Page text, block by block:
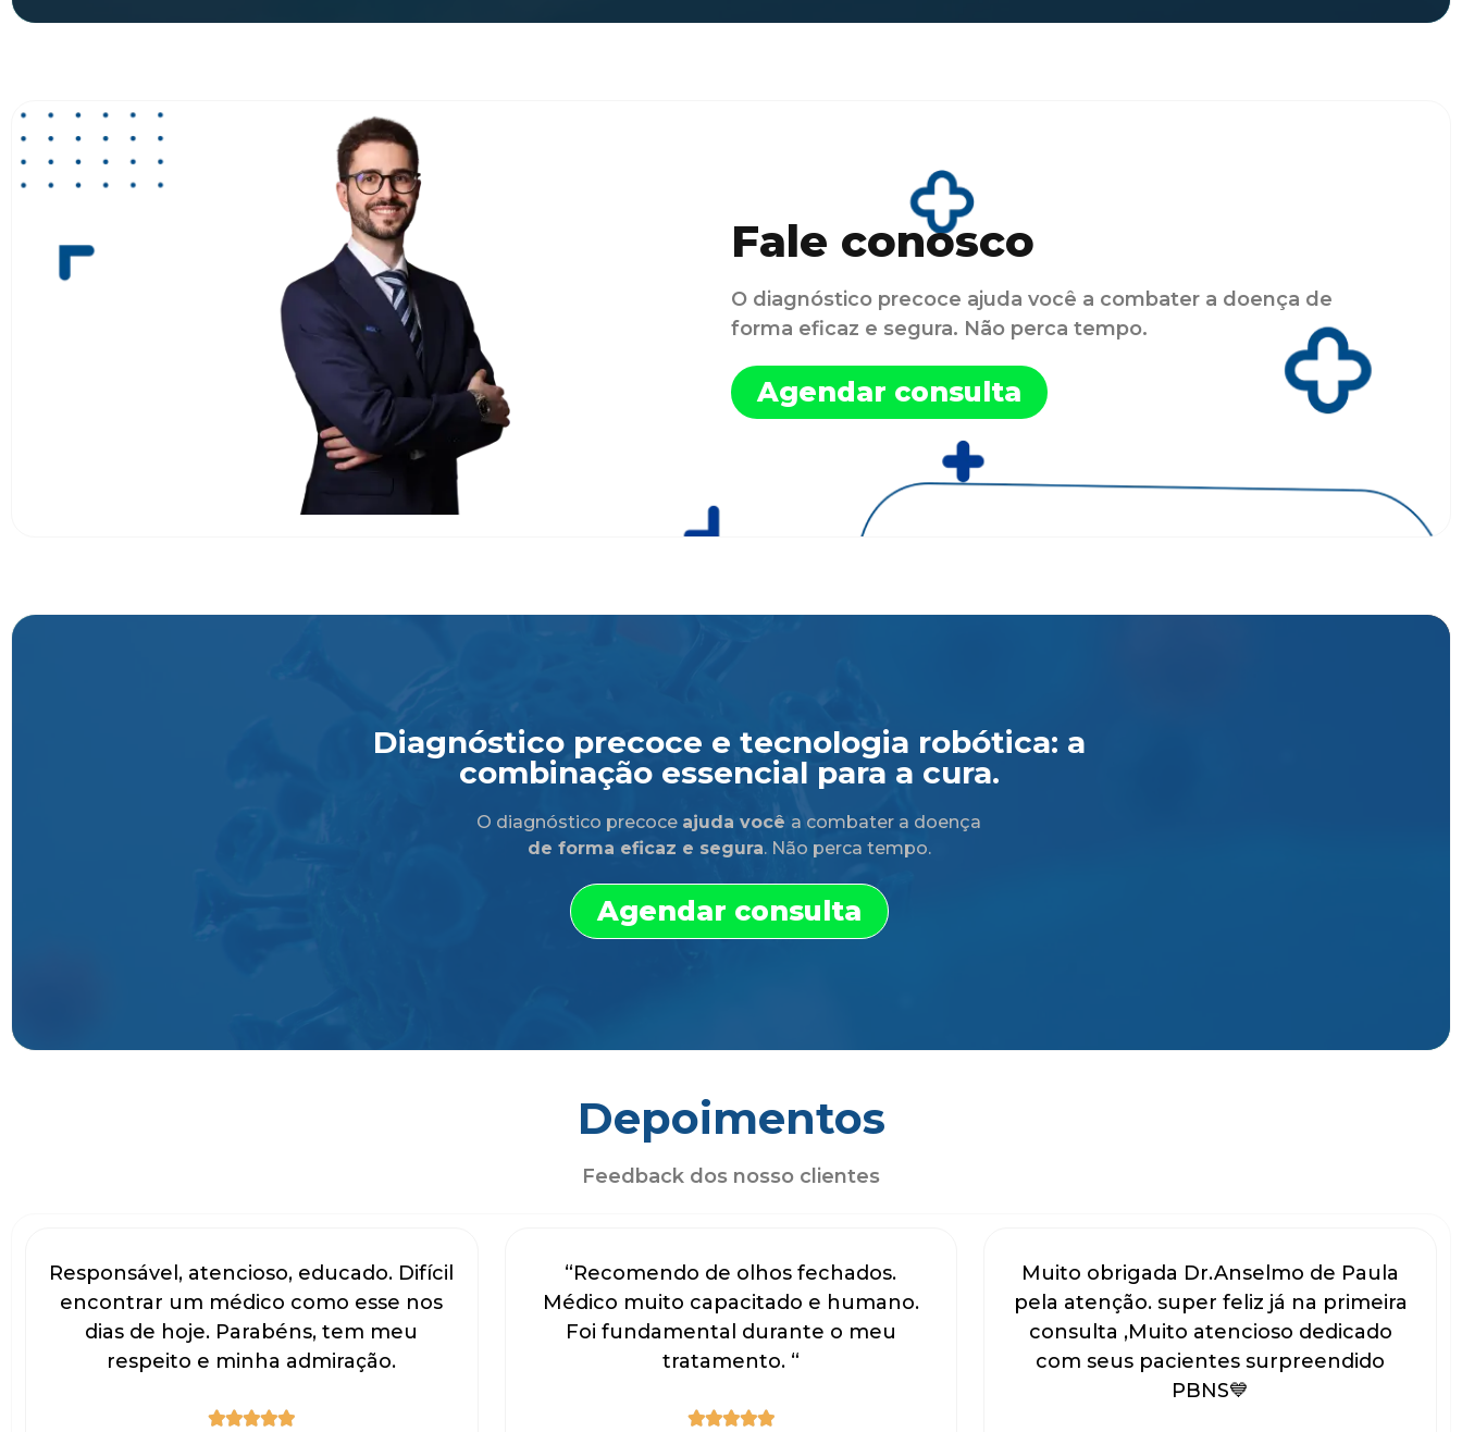
Fale conosco
O diagnóstico precoce ajuda você a combater a doença de
forma eficaz e segura. Não perca tempo.
Agendar consulta
Diagnóstico precoce e tecnologia robótica: a
combinação essencial para a cura.
O diagnóstico precoce ajuda você a combater a doença
de forma eficaz e segura. Não perca tempo.
Agendar consulta
Depoimentos
Feedback dos nosso clientes
Responsável, atencioso, educado. Difícil
encontrar um médico como esse nos
dias de hoje. Parabéns, tem meu
respeito e minha admiração.

“Recomendo de olhos fechados.
Médico muito capacitado e humano.
Foi fundamental durante o meu
tratamento. “

Muito obrigada Dr.Anselmo de Paula
pela atenção. super feliz já na primeira
consulta ,Muito atencioso dedicado
com seus pacientes surpreendido
PBNS💙